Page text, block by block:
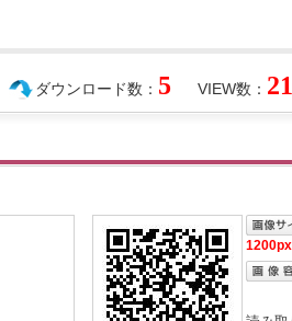
VIEW数：
ダウンロード数： 5
1200px